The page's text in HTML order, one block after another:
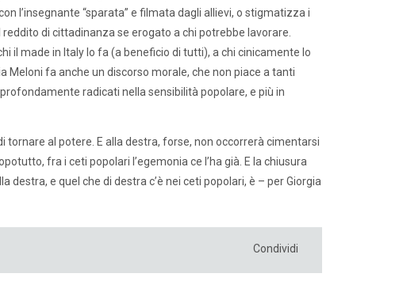
l’insegnante “sparata” e filmata dagli allievi, o stigmatizza i
di cittadinanza se erogato a chi potrebbe lavorare.
il made in Italy lo fa (a beneficio di tutti), a chi cinicamente lo
fa anche un discorso morale, che non piace a tanti
radicati nella sensibilità popolare, e più in
tornare al potere. E alla destra, forse, non occorrerà cimentarsi
fra i ceti popolari l’egemonia ce l’ha già. E la chiusura
destra, e quel che di destra c’è nei ceti popolari, è – per Giorgia
Condividi